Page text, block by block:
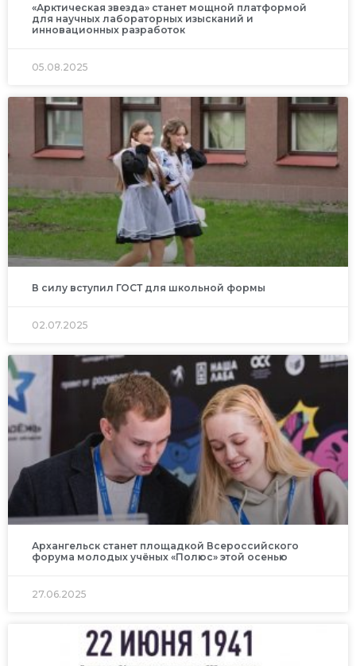
«Арктическая звезда» станет мощной платформой
для научных лабораторных изысканий и
инновационных разработок
05.08.2025
В силу вступил ГОСТ для школьной формы
02.07.2025
Архангельск станет площадкой Всероссийского
форума молодых учёных «Полюс» этой осенью
27.06.2025